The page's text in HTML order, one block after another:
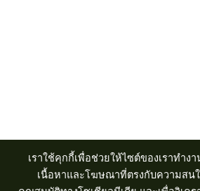
เราใช้คุกกี้เพื่อช่วยให้ไซต์ของเราทำง
เนื้อหาและโฆษณาที่ตรงกับความสน